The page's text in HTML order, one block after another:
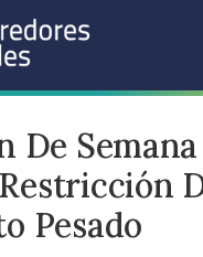
De
Pesado